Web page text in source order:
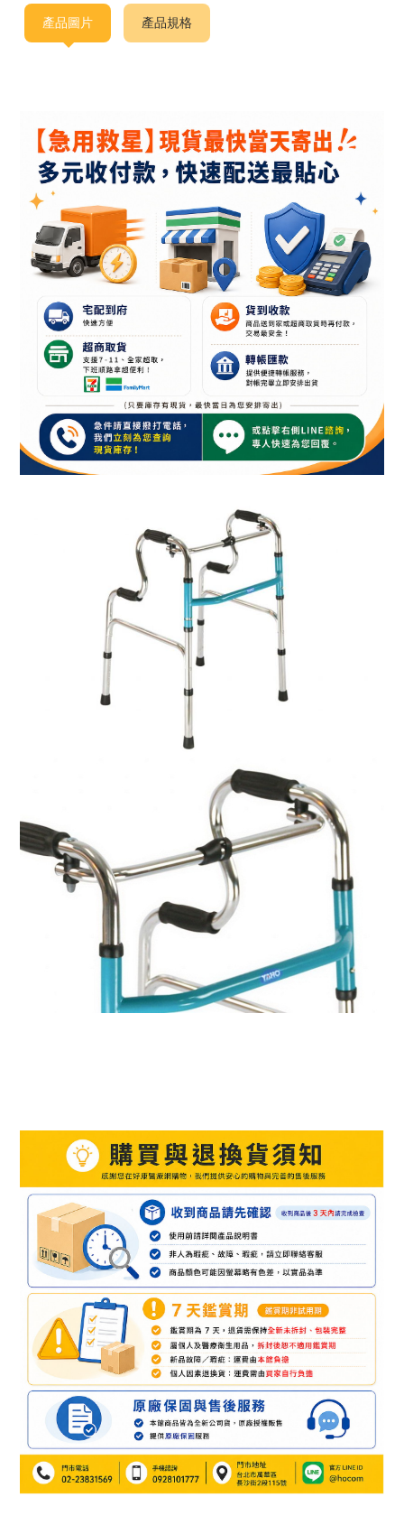
產品圖片 產品規格